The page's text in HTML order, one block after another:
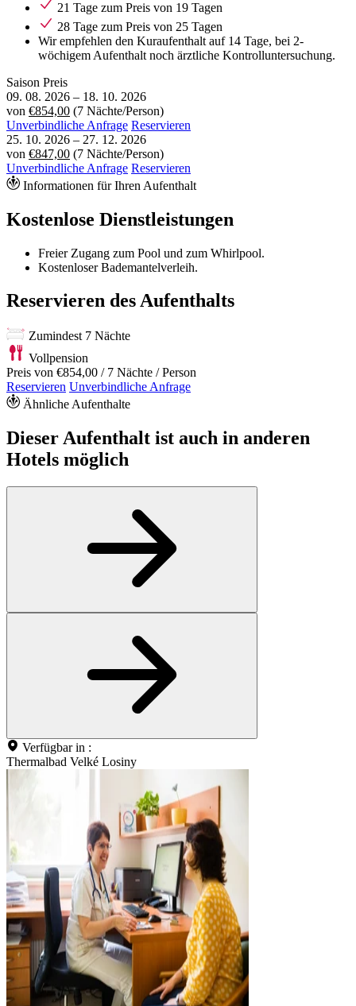
21 Tage zum Preis von 19 Tagen
28 Tage zum Preis von 25 Tagen
Wir empfehlen den Kuraufenthalt auf 14 Tage, bei 2-
wöchigem Aufenthalt noch ärztliche Kontrolluntersuchung.
Saison Preis
09. 08. 2026 – 18. 10. 2026
von €854,00 (7 Nächte/Person)
Unverbindliche Anfrage Reservieren
25. 10. 2026 – 27. 12. 2026
von €847,00 (7 Nächte/Person)
Unverbindliche Anfrage Reservieren
Informationen für Ihren Aufenthalt
Kostenlose Dienstleistungen
Freier Zugang zum Pool und zum Whirlpool.
Kostenloser Bademantelverleih.
Reservieren des Aufenthalts
Zumindest 7 Nächte
Vollpension
Preis von €854,00 / 7 Nächte / Person
Reservieren Unverbindliche Anfrage
Ähnliche Aufenthalte
Dieser Aufenthalt ist auch in anderen
Hotels möglich
Verfügbar in :
Thermalbad Velké Losiny